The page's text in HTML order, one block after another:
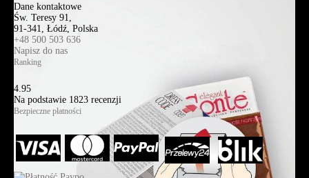
Dane kontaktowe
Św. Teresy 91,
91-341, Łódź, Polska
+48 500 503 636
Napisz do nas
Ranking
4.95
Na podstawie 1823 recenzji
Bezpieczne płatności